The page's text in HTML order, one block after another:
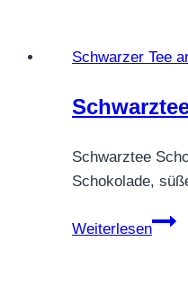
Schwarzer Tee
Schwarztee
Schokolade,
Weiterlesen